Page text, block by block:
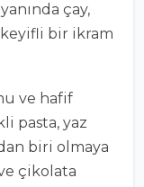
çay,
bir ikram
ve hafif
pasta, yaz
biri olmaya
çikolata